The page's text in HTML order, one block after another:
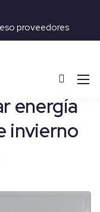
proveedores
energía
invierno